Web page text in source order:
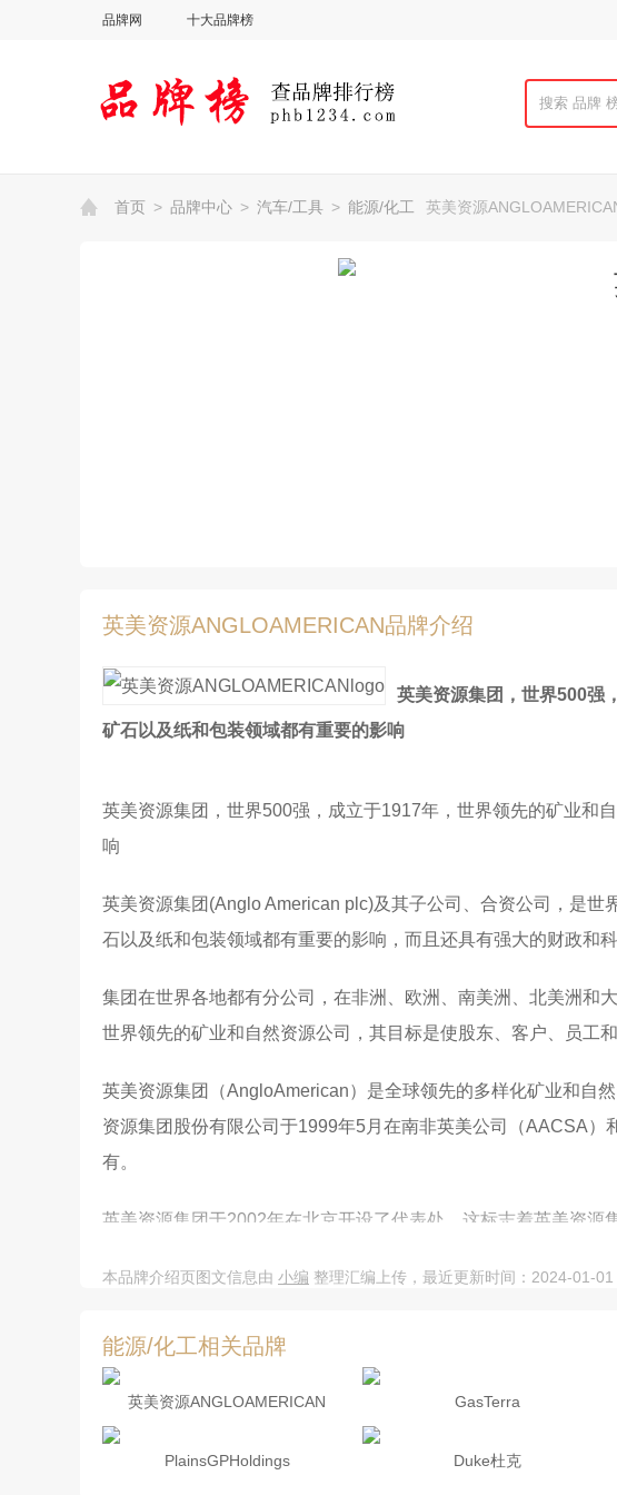
品牌网 十大品牌榜
首页 > 品牌中心 > 汽车/工具 > 能源/化工 英美资源
英美资源ANGLOAMERICAN品牌介绍
英美资源集团，世界500强
矿石以及纸和包装领域都有重要的影响
英美资源集团，世界500强，成立于1917年，世界领先的矿业和
响
英美资源集团(Anglo American plc)及其子公司、合资公司，是
石以及纸和包装领域都有重要的影响，而且还具有强大的财政和科
集团在世界各地都有分公司，在非洲、欧洲、南美洲、北美洲和
世界领先的矿业和自然资源公司，其目标是使股东、客户、员工
英美资源集团（AngloAmerican）是全球领先的多样化矿业和自
资源集团股份有限公司于1999年5月在南非英美公司（AACSA
有。
英美资源集团于2002年在北京开设了代表处，这标志着英美资
鲁阿山帝黄金、英美铂金、戴比尔斯相继在北京开设了代表处
本品牌介绍页图文信息由 小编 整理汇编上传，最近更新时间：2024-01-
能源/化工相关品牌
英美资源ANGLOAMERICAN GasTerra
PlainsGPHoldings Duke杜克